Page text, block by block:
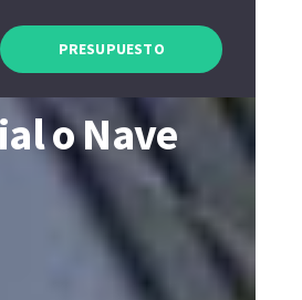
PRESUPUESTO
o Nave